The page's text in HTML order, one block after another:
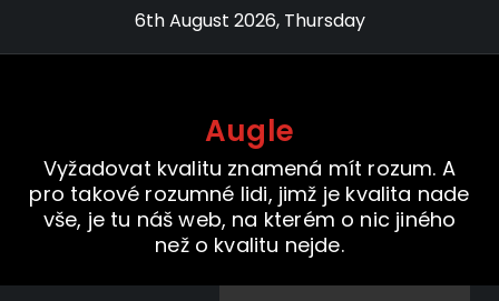
6th August 2026, Thursday
Augle
Vyžadovat kvalitu znamená mít rozum. A
pro takové rozumné lidi, jimž je kvalita nade
vše, je tu náš web, na kterém o nic jiného
než o kvalitu nejde.